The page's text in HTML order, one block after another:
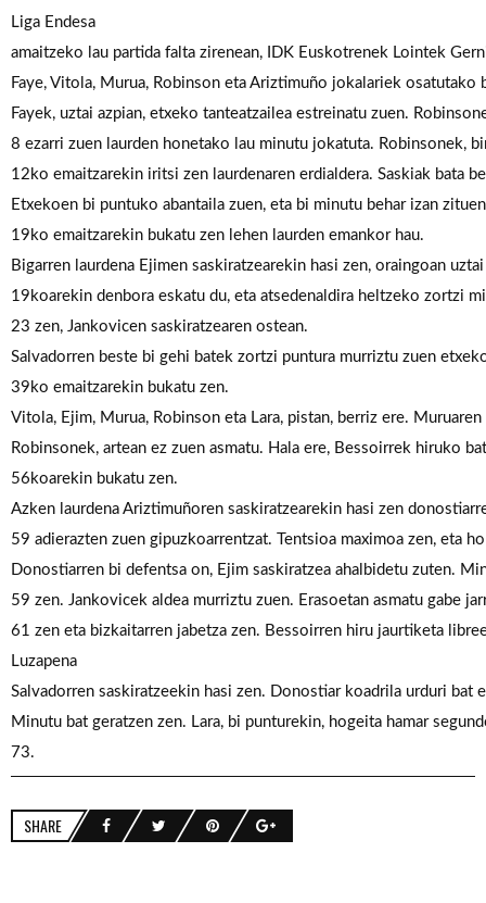
Liga Endesa
amaitzeko lau partida falta zirenean, IDK Euskotrenek Lointek
Faye, Vitola, Murua, Robinson eta Ariztimuño jokalariek osatutako
Fayek, uztai azpian, etxeko tanteatzailea estreinatu zuen.
8 ezarri zuen laurden honetako lau minutu jokatuta. Robinsonek,
12ko emaitzarekin iritsi zen laurdenaren erdialdera. Saskiak bata
Etxekoen bi puntuko abantaila zuen, eta bi minutu behar izan zituen
19ko emaitzarekin bukatu zen lehen laurden emankor hau.
Bigarren laurdena Ejimen saskiratzearekin hasi zen, oraingoan uztai
19koarekin denbora eskatu du, eta atsedenaldira heltzeko zortzi
23 zen, Jankovicen saskiratzearen ostean.
Salvadorren beste bi gehi batek zortzi puntura murriztu zuen
39ko emaitzarekin bukatu zen.
Vitola, Ejim, Murua, Robinson eta Lara, pistan, berriz ere. Muruaren
Robinsonek, artean ez zuen asmatu. Hala ere, Bessoirrek hiruko
56koarekin bukatu zen.
Azken laurdena Ariztimuñoren saskiratzearekin hasi zen
59 adierazten zuen gipuzkoarrentzat. Tentsioa maximoa zen, eta
Donostiarren bi defentsa on, Ejim saskiratzea ahalbidetu zuten.
59 zen. Jankovicek aldea murriztu zuen. Erasoetan asmatu gabe
61 zen eta bizkaitarren jabetza zen. Bessoirren hiru jaurtiketa
Luzapena
Salvadorren saskiratzeekin hasi zen. Donostiar koadrila urduri bat
Minutu bat geratzen zen. Lara, bi punturekin, hogeita hamar
73.
SHARE